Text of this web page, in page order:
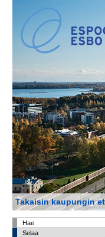
Takaisin kaupungin
Hae
Selaa